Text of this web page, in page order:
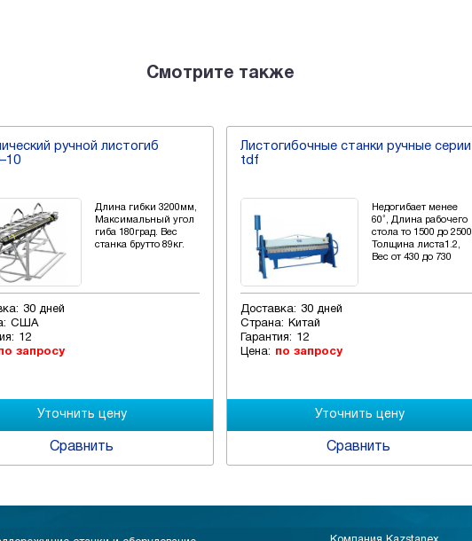
Смотрите также
ручной листогиб
Длина гибки 3200мм,
Максимальный угол
гиба 180град. Вес
станка брутто 89кг.
30 дней
США
12
запросу
Сравнить
Листогибочные станки ручные серии
tdf
Недогибает менее
60˚, Длина рабочего
стола то 1500 до 2500,
Толщина листа1.2,
Вес от 430 до 730
Доставка: 30 дней
Страна:
Китай
Гарантия: 12
Цена: по запросу
Сравнить